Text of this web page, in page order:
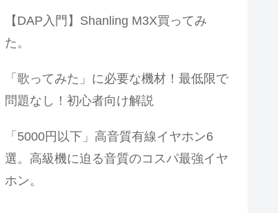
【DAP入門】Shanling M3X買ってみ
た。
「歌ってみた」に必要な機材！最低限で
問題なし！初心者向け解説
「5000円以下」高音質有線イヤホン6
選。高級機に迫る音質のコスパ最強イヤ
ホン。